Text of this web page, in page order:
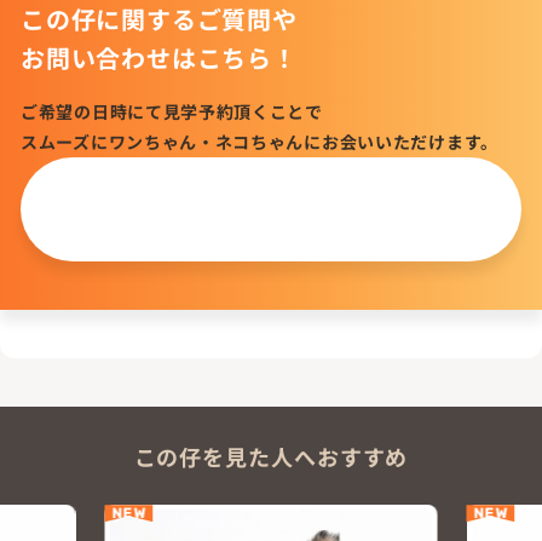
この仔に関するご質問や
お問い合わせはこちら！
ご希望の日時にて見学予約頂くことで
スムーズにワンちゃん・ネコちゃんにお会いいただけます。
この仔を見た人へおすすめ